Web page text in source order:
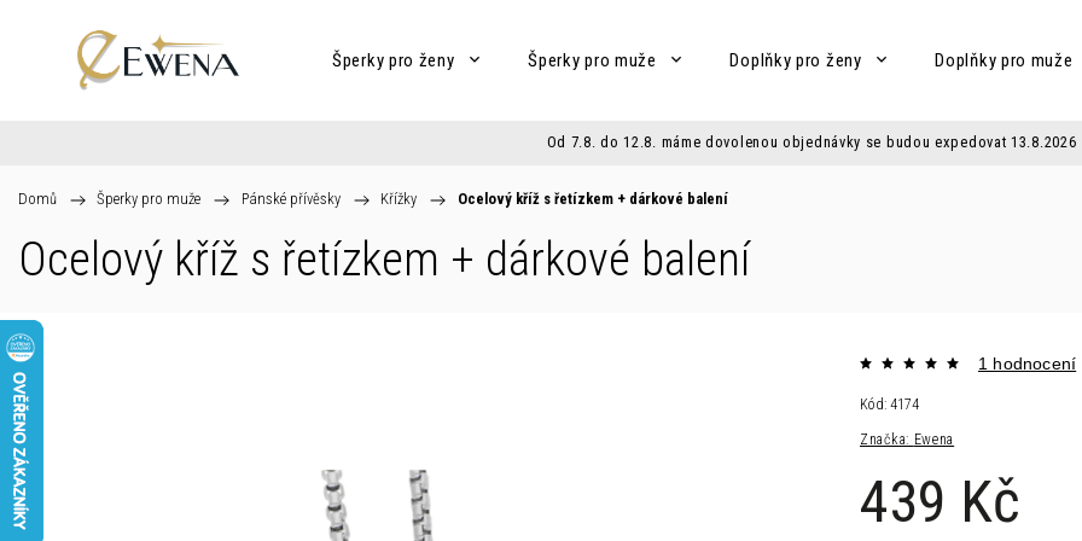
Šperky pro ženy Šperky pro muže Doplňky pro ženy Doplňky pro muže
Od 7.8. do 12.8. máme dovolenou objednávky se budou expedovat 13.8.2026
Domů / Šperky pro muže / Pánské přívěsky / Křížky / Ocelový kříž s řetízkem + dárkové balení
Ocelový kříž s řetízkem + dárkové balení
Značka: Ewena
1 hodnocení
439 Kč
Kód: 4174